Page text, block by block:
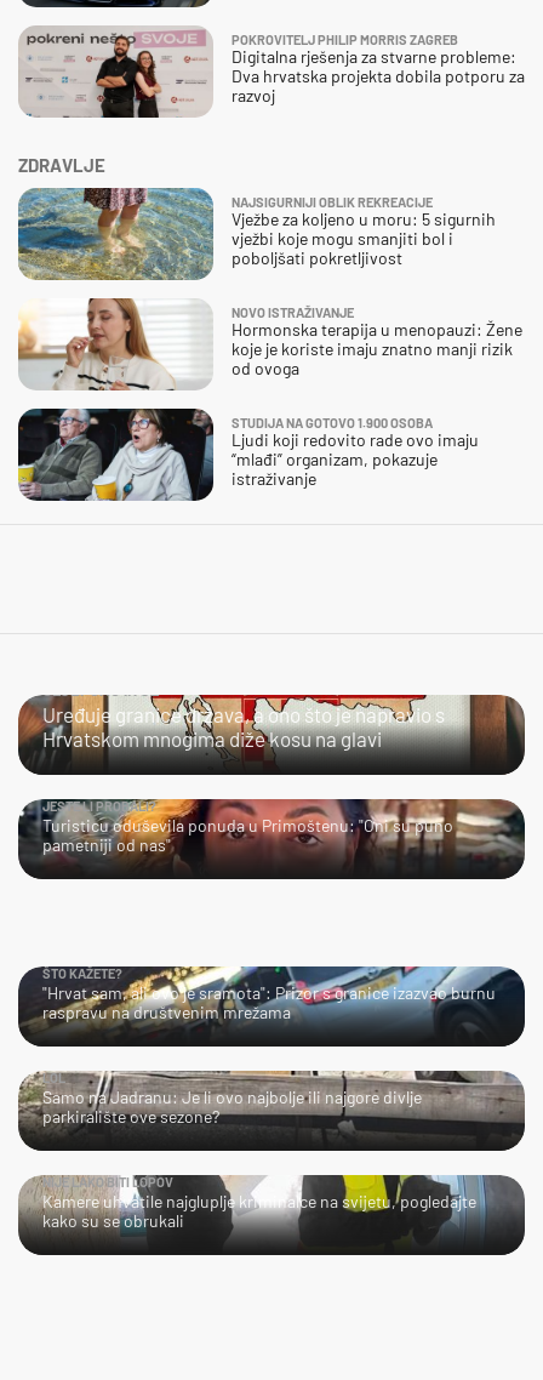
ZDRAVLJE
NAJSIGURNIJI OBLIK REKREACIJE
Vježbe za koljeno u moru: 5 sigurnih
vježbi koje mogu smanjiti bol i
poboljšati pokretljivost
NOVO ISTRAŽIVANJE
Hormonska terapija u menopauzi: Žene
koje je koriste imaju znatno manji rizik
od ovoga
STUDIJA NA GOTOVO 1.900 OSOBA
Ljudi koji redovito rade ovo imaju
“mlađi” organizam, pokazuje
istraživanje
POKROVITELJ PHILIP MORRIS ZAGREB
Digitalna rješenja za stvarne probleme:
Dva hrvatska projekta dobila potporu za
razvoj
Uređuje granice država, a ono što je napravio s
Hrvatskom mnogima diže kosu na glavi
JESTE LI PROBALI?
Turisticu oduševila ponuda u Primoštenu: "Oni su puno
pametniji od nas"
ŠTO KAŽETE?
"Hrvat sam, ali ovo je sramota": Prizor s granice izazvao burnu
raspravu na društvenim mrežama
LOL
Samo na Jadranu: Je li ovo najbolje ili najgore divlje
parkiralište ove sezone?
NIJE LAKO BITI LOPOV
Kamere uhvatile najgluplje kriminalce na svijetu, pogledajte
kako su se obrukali